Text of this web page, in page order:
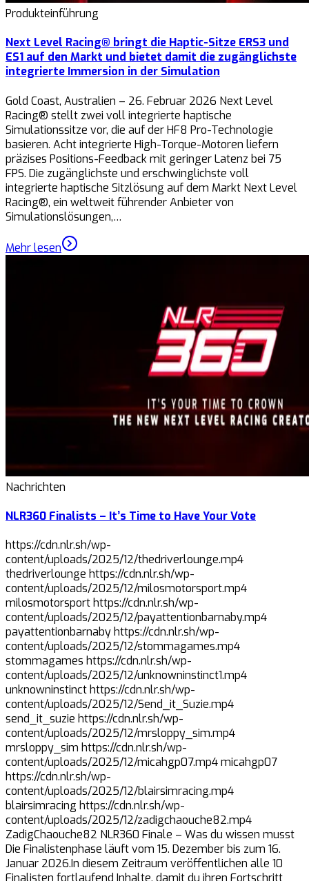
Produkteinführung
Next Level Racing® bringt die Haptic-Sitze ERS3 und
ES1 auf den Markt und bietet damit die zugänglichste
integrierte Immersion in der Simulation
Gold Coast, Australien – 26. Februar 2026 Next Level
Racing® stellt zwei voll integrierte haptische
Simulationssitze vor, die auf der HF8 Pro-Technologie
basieren. Acht integrierte High-Torque-Motoren liefern
präzises Positions-Feedback mit geringer Latenz bei 75
FPS. Die zugänglichste und erschwinglichste voll
integrierte haptische Sitzlösung auf dem Markt Next Level
Racing®, ein weltweit führender Anbieter von
Simulationslösungen,…
Mehr lesen
Nachrichten
NLR360 Finalists – It’s Time to Have Your Vote
https://cdn.nlr.sh/wp-
content/uploads/2025/12/thedriverlounge.mp4
thedriverlounge https://cdn.nlr.sh/wp-
content/uploads/2025/12/milosmotorsport.mp4
milosmotorsport https://cdn.nlr.sh/wp-
content/uploads/2025/12/payattentionbarnaby.mp4
payattentionbarnaby https://cdn.nlr.sh/wp-
content/uploads/2025/12/stommagames.mp4
stommagames https://cdn.nlr.sh/wp-
content/uploads/2025/12/unknowninstinct1.mp4
unknowninstinct https://cdn.nlr.sh/wp-
content/uploads/2025/12/Send_it_Suzie.mp4
send_it_suzie https://cdn.nlr.sh/wp-
content/uploads/2025/12/mrsloppy_sim.mp4
mrsloppy_sim https://cdn.nlr.sh/wp-
content/uploads/2025/12/micahgp07.mp4 micahgp07
https://cdn.nlr.sh/wp-
content/uploads/2025/12/blairsimracing.mp4
blairsimracing https://cdn.nlr.sh/wp-
content/uploads/2025/12/zadigchaouche82.mp4
ZadigChaouche82 NLR360 Finale – Was du wissen musst
Die Finalistenphase läuft vom 15. Dezember bis zum 16.
Januar 2026.In diesem Zeitraum veröffentlichen alle 10
Finalisten fortlaufend Inhalte, damit du ihren Fortschritt